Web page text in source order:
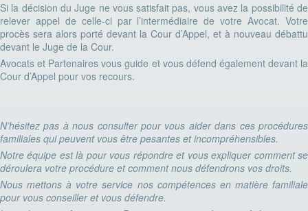
Si la décision du Juge ne vous satisfait pas, vous avez la possibilité de
relever appel de celle-ci par l’intermédiaire de votre Avocat. Votre
procès sera alors porté devant la Cour d’Appel, et à nouveau débattu
devant le Juge de la Cour.
Avocats et Partenaires vous guide et vous défend également devant la
Cour d’Appel pour vos recours.
N’hésitez pas à nous consulter pour vous aider dans ces procédures
familiales qui peuvent vous être pesantes et incompréhensibles.
Notre équipe est là pour vous répondre et vous expliquer comment se
déroulera votre procédure et comment nous défendrons vos droits.
Nous mettons à votre service nos compétences en matière familiale
pour vous conseiller et vous défendre.